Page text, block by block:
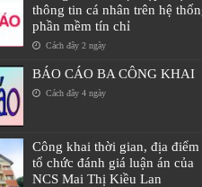
thông tin cá nhân trên hệ
phần mềm tín chỉ
Cách đây 2 ngày
BÁO CÁO BA CÔNG KHAI
Cách đây 4 ngày
Công khai thời gian, địa điểm
tổ chức đánh giá luận án của
NCS Mai Thị Kiều Lan